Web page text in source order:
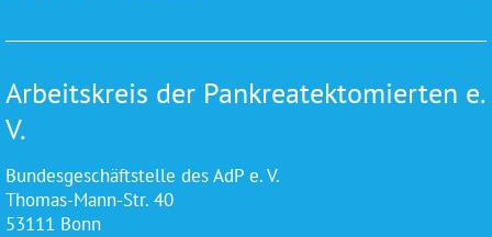
Arbeitskreis der Pankreatektomierten e.
V.
Bundesgeschäftstelle des AdP e. V.
Thomas-Mann-Str. 40
53111 Bonn